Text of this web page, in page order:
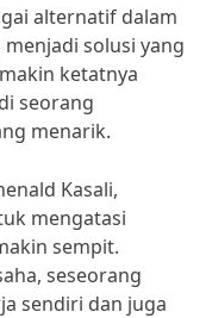
alternatif dalam
solusi yang
ketatnya
seorang
menarik.
Kasali,
mengatasi
sempit.
seseorang
sendiri dan juga